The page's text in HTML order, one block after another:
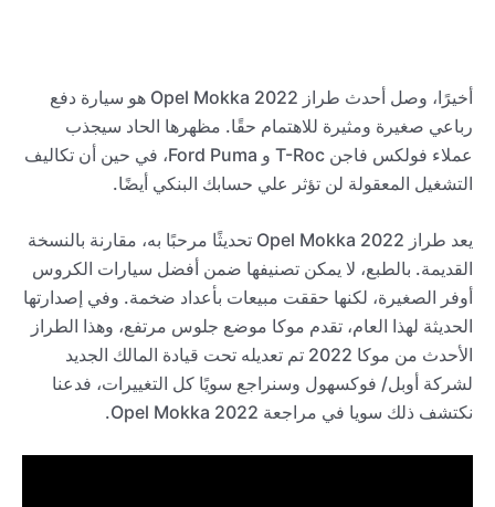
أخيرًا، وصل أحدث طراز 2022 Opel Mokka هو سيارة دفع
رباعي صغيرة ومثيرة للاهتمام حقًا. مظهرها الحاد سيجذب
عملاء فولكس فاجن T-Roc و Ford Puma، في حين أن تكاليف
التشغيل المعقولة لن تؤثر علي حسابك البنكي أيضًا.
يعد طراز 2022 Opel Mokka تحديثًا مرحبًا به، مقارنة بالنسخة
القديمة. بالطبع، لا يمكن تصنيفها ضمن أفضل سيارات الكروس
أوفر الصغيرة، لكنها حققت مبيعات بأعداد ضخمة. وفي إصدارتها
الحديثة لهذا العام، تقدم موكا موضع جلوس مرتفع، وهذا الطراز
الأحدث من موكا 2022 تم تعديله تحت قيادة المالك الجديد
لشركة أوبل/ فوكسهول وسنراجع سويًا كل التغييرات، فدعنا
نكتشف ذلك سويا في مراجعة 2022 Opel Mokka.